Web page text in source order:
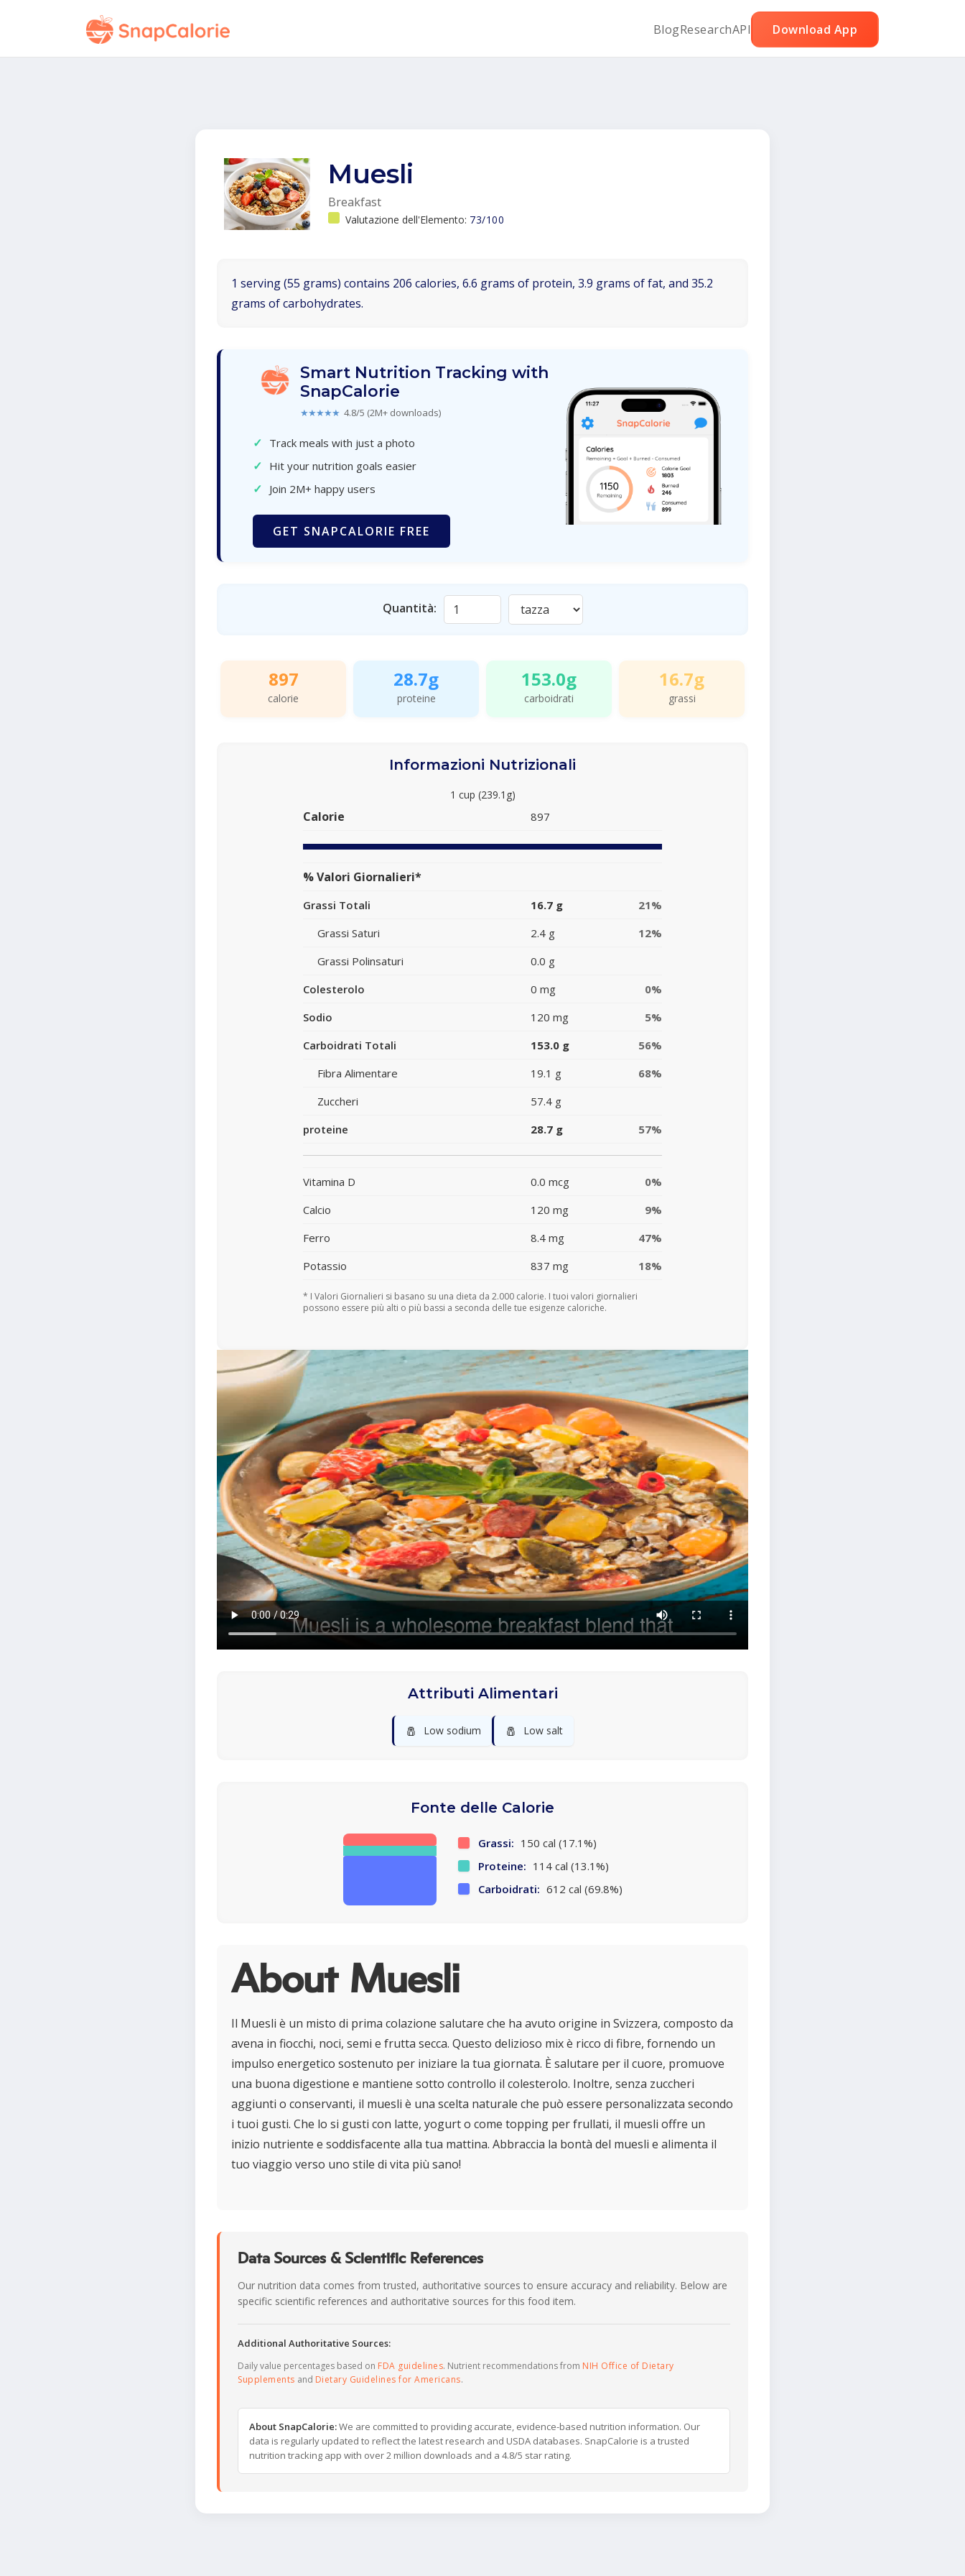
BlogResearchAPI Download App
Muesli
Breakfast
Valutazione dell'Elemento: 73/100
1 serving (55 grams) contains 206 calories, 6.6 grams of protein, 3.9 grams of fat, and 35.2
grams of carbohydrates.
Smart Nutrition Tracking with
SnapCalorie
★★★★★ 4.8/5 (2M+ downloads)
✓ Track meals with just a photo
✓ Hit your nutrition goals easier
✓ Join 2M+ happy users
GET SNAPCALORIE FREE
Quantità:
897
calorie
28.7g
proteine
153.0g
carboidrati
16.7g
grassi
Informazioni Nutrizionali
1 cup (239.1g)
Calorie 897
% Valori Giornalieri*
Grassi Totali 16.7 g
21%
Grassi Saturi
2.4 g
12%
Grassi Polinsaturi
0.0 g
Colesterolo
0 mg
0%
Sodio
120 mg
5%
Carboidrati Totali
153.0 g
56%
Fibra Alimentare
19.1 g
68%
Zuccheri
57.4 g
proteine
28.7 g 57%
Vitamina D 0.0 mcg
0%
Calcio
120 mg
9%
Ferro
8.4 mg
47%
Potassio
837 mg 18%
* I Valori Giornalieri si basano su una dieta da 2.000 calorie. I tuoi valori giornalieri
possono essere più alti o più bassi a seconda delle tue esigenze caloriche.
Attributi Alimentari
🧂 Low sodium 🧂 Low salt
Fonte delle Calorie
Grassi: 150 cal (17.1%)
Proteine: 114 cal (13.1%)
Carboidrati: 612 cal (69.8%)
About Muesli
Il Muesli è un misto di prima colazione salutare che ha avuto origine in Svizzera, composto da
avena in fiocchi, noci, semi e frutta secca. Questo delizioso mix è ricco di fibre, fornendo un
impulso energetico sostenuto per iniziare la tua giornata. È salutare per il cuore, promuove
una buona digestione e mantiene sotto controllo il colesterolo. Inoltre, senza zuccheri
aggiunti o conservanti, il muesli è una scelta naturale che può essere personalizzata secondo
i tuoi gusti. Che lo si gusti con latte, yogurt o come topping per frullati, il muesli offre un
inizio nutriente e soddisfacente alla tua mattina. Abbraccia la bontà del muesli e alimenta il
tuo viaggio verso uno stile di vita più sano!
Data Sources & Scientific References
Our nutrition data comes from trusted, authoritative sources to ensure accuracy and reliability. Below are
specific scientific references and authoritative sources for this food item.
Additional Authoritative Sources:
Daily value percentages based on FDA guidelines. Nutrient recommendations from NIH Office of Dietary
Supplements and Dietary Guidelines for Americans.
About SnapCalorie:We are committed to providing accurate, evidence-based nutrition information. Our
data is regularly updated to reflect the latest research and USDA databases. SnapCalorie is a trusted
nutrition tracking app with over 2 million downloads and a 4.8/5 star rating.